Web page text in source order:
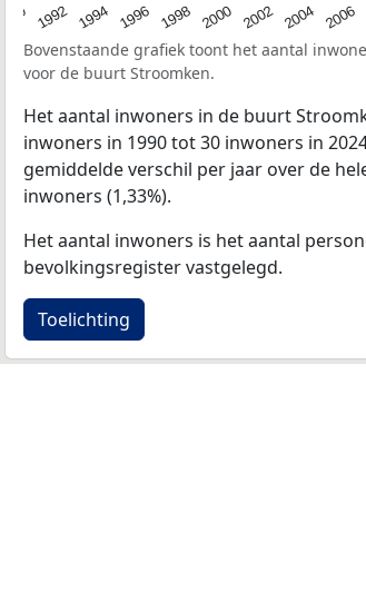
1992 1994 1996 1998 2000 2002 2004 2006
Bovenstaande grafiek toont het aantal
voor de buurt Stroomken.
Het aantal inwoners in de buurt
inwoners in 1990 tot 30 inwoners in
gemiddelde verschil per jaar over de
inwoners (1,33%).
Het aantal inwoners is het aantal
bevolkingsregister vastgelegd.
Toelichting